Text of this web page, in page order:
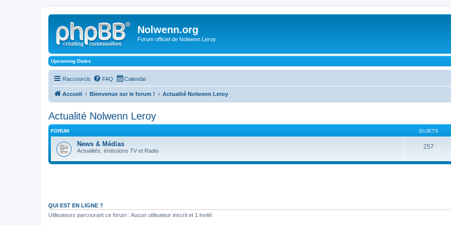
Nolwenn.org
Forum officiel de Nolwenn Leroy
Upcoming Dates
Raccourcis FAQ Calendar
Accueil Bienvenue sur le forum ! Actualité Nolwenn Leroy
Actualité Nolwenn Leroy
FORUM SUJETS
News & Médias
Actualités, émissions TV et Radio
257
QUI EST EN LIGNE ?
Utilisateurs parcourant ce forum : Aucun utilisateur inscrit et 1 invité